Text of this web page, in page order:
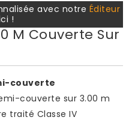
avec notre Éditeur
!
M Couverte Sur
couverte
couverte sur 3.00 m
traité Classe IV